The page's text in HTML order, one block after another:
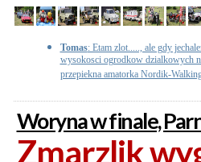
Tomas: Etam zlot....., ale gdy
wysokosci ogrodkow dzialkowych
przepiekna amatorka Nordik-
Woryna w finale,
Zmarzlik